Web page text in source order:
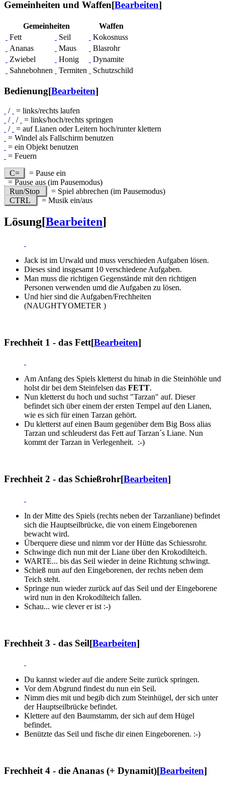
Gemeinheiten und Waffen[Bearbeiten]
Gemeinheiten
Waffen
Fett
Seil
Kokosnuss
Ananas
Maus
Blasrohr
Zwiebel
Honig
Dynamite
Sahnebohnen
Termiten Schutzschild
Bedienung[Bearbeiten]
/
= links/rechts laufen
/
/
= links/hoch/rechts springen
/
= auf Lianen oder Leitern hoch/runter klettern
= Windel als Fallschirm benutzen
= ein Objekt benutzen
= Feuern
C=
= Pause ein
= Pause aus (im Pausemodus)
Run/Stop
= Spiel abbrechen (im Pausemodus)
CTRL
= Musik ein/aus
Lösung[Bearbeiten]
Jack ist im Urwald und muss verschieden Aufgaben lösen.
Dieses sind insgesamt 10 verschiedene Aufgaben.
Man muss die richtigen Gegenstände mit den richtigen
Personen verwenden umd die Aufgaben zu lösen.
Und hier sind die Aufgaben/Frechheiten
(NAUGHTYOMETER )
Frechheit 1 - das Fett[Bearbeiten]
Am Anfang des Spiels kletterst du hinab in die Steinhöhle und
holst dir bei dem Steinfelsen das FETT.
Nun kletterst du hoch und suchst "Tarzan" auf. Dieser
befindet sich über einem der ersten Tempel auf den Lianen,
wie es sich für einen Tarzan gehört.
Du kletterst auf einen Baum gegenüber dem Big Boss alias
Tarzan und schleuderst das Fett auf Tarzan´s Liane. Nun
kommt der Tarzan in Verlegenheit. :-)
Frechheit 2 - das Schießrohr[Bearbeiten]
In der Mitte des Spiels (rechts neben der Tarzanliane) befindet
sich die Hauptseilbrücke, die von einem Eingeborenen
bewacht wird.
Überquere diese und nimm vor der Hütte das Schiessrohr.
Schwinge dich nun mit der Liane über den Krokodilteich.
WARTE... bis das Seil wieder in deine Richtung schwingt.
Schieß nun auf den Eingeborenen, der rechts neben dem
Teich steht.
Springe nun wieder zurück auf das Seil und der Eingeborene
wird nun in den Krokodilteich fallen.
Schau... wie clever er ist :-)
Frechheit 3 - das Seil[Bearbeiten]
Du kannst wieder auf die andere Seite zurück springen.
Vor dem Abgrund findest du nun ein Seil.
Nimm dies mit und begib dich zum Steinhügel, der sich unter
der Hauptseilbrücke befindet.
Klettere auf den Baumstamm, der sich auf dem Hügel
befindet.
Benützte das Seil und fische dir einen Eingeborenen. :-)
Frechheit 4 - die Ananas (+ Dynamit)[Bearbeiten]